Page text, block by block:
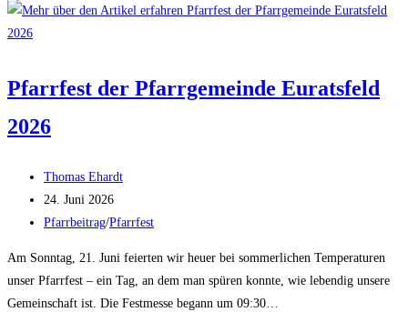
Einladung
in
Ferschnitz
Pfarrfest der Pfarrgemeinde Euratsfeld
2026
Beitrags-
Autor:
Thomas Ehardt
Beitrag
veröffentlicht:
24. Juni 2026
Beitrags-
Pfarrbeitrag/Pfarrfest
Am Sonntag, 21. Juni feierten wir heuer bei sommerlichen Temperaturen
unser Pfarrfest – ein Tag, an dem man spüren konnte, wie lebendig unsere
Gemeinschaft ist. Die Festmesse begann um 09:30…